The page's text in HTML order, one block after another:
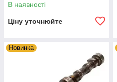
В наявності
Ціну уточнюйте
Новинка